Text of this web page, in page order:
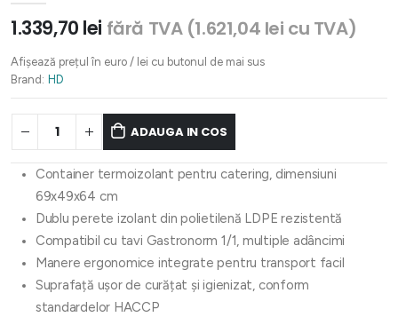
1.339,70 lei fără TVA (1.621,04 lei cu TVA)
Afișează prețul în euro / lei cu butonul de mai sus
Brand: HD
ADAUGA IN COS
Container termoizolant pentru catering, dimensiuni
69x49x64 cm
Dublu perete izolant din polietilenă LDPE rezistentă
Compatibil cu tavi Gastronorm 1/1, multiple adâncimi
Manere ergonomice integrate pentru transport facil
Suprafață ușor de curățat și igienizat, conform
standardelor HACCP